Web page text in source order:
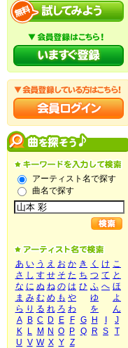
アーティスト名で探す
曲名で探す
あ い う え お か き く け こ
さ し す せ そ た ち つ て と
な に ぬ ね の は ひ ふ へ ほ
ま み む め も や ゆ
よ
ら り る れ ろ わ を
ん
A
B C D E F G H
J
K
L M N O P Q R S
T
U V W X Y Z